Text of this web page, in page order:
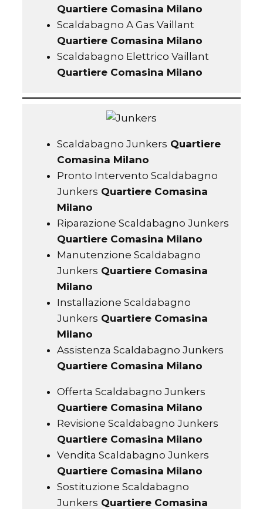
Quartiere Comasina Milano
Scaldabagno A Gas Vaillant
Quartiere Comasina Milano
Scaldabagno Elettrico Vaillant
Quartiere Comasina Milano
Scaldabagno Junkers Quartiere
Comasina Milano
Pronto Intervento Scaldabagno
Junkers Quartiere Comasina
Milano
Riparazione Scaldabagno Junkers
Quartiere Comasina Milano
Manutenzione Scaldabagno
Junkers Quartiere Comasina
Milano
Installazione Scaldabagno
Junkers Quartiere Comasina
Milano
Assistenza Scaldabagno Junkers
Quartiere Comasina Milano
Offerta Scaldabagno Junkers
Quartiere Comasina Milano
Revisione Scaldabagno Junkers
Quartiere Comasina Milano
Vendita Scaldabagno Junkers
Quartiere Comasina Milano
Sostituzione Scaldabagno
Junkers Quartiere Comasina